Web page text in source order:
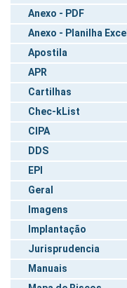
Anexo - PDF
Anexo - Planilha Excel
Apostila
APR
Cartilhas
Chec-kList
CIPA
DDS
EPI
Geral
Imagens
Implantação
Jurisprudencia
Manuais